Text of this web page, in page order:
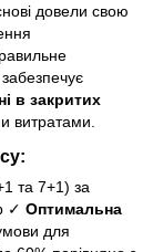
довели свою
в закритих
витратами.
та 7+1) за
✓ Оптимальна
для